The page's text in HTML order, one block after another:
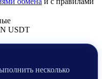
USDT
несколько